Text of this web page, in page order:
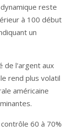
reste
à 100 début
un
de l'argent aux
rend plus volatil
américaine
contrôle 60 à 70%